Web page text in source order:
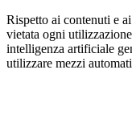
Rispetto ai contenuti e
vietata ogni
intelligenza artificiale
utilizzare mezzi